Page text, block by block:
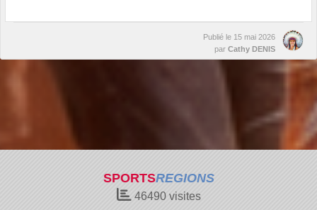
Publié le 15 mai 2026
par Cathy DENIS
SPORTSREGIONS
46490visites